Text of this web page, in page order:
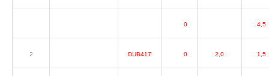
0 4,5
2 DUB417 0 2,0 1,5